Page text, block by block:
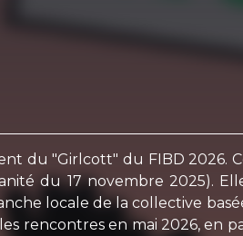
du "Girlcott" du FIBD 2026.
du 17 novembre
locale de la collective
rencontres en mai 2026,